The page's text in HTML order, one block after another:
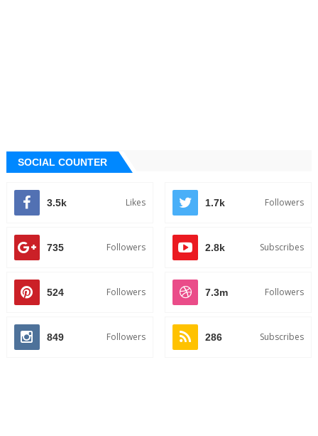
SOCIAL COUNTER
3.5k Likes 1.7k Followers
735 Followers 2.8k Subscribes
524 Followers 7.3m Followers
849 Followers 286 Subscribes